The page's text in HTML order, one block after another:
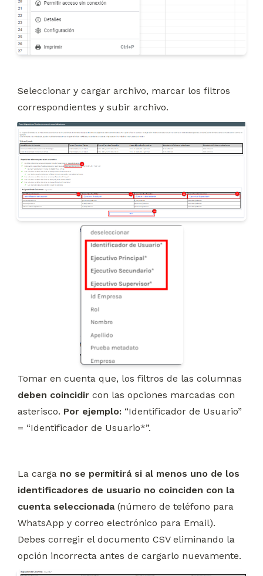
Seleccionar y cargar archivo, marcar los filtros
correspondientes y subir archivo.
deben coincidir con las opciones marcadas con
asterisco. Por ejemplo: “Identificador de Usuario”
= “Identificador de Usuario*”.
La carga no se permitirá si al menos uno de los
identificadores de usuario no coinciden con la
cuenta seleccionada (número de teléfono para
WhatsApp y correo electrónico para Email).
Debes corregir el documento CSV eliminando la
opción incorrecta antes de cargarlo nuevamente.